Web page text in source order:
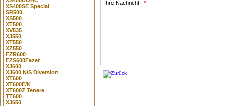
XS400SE Special
SR500
XS500
XT500
XV535
XJ550
XT550
XZ550
FZR600
FZS600Fazer
XJ600
XJ600 N/S Diversion
XT600
XT600E/K
XT600Z Tenere
TT600
XJ650
Ihre Nachricht: *